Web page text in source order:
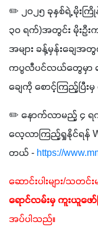
✏️ ၂၀၂၅ ခုနှစ်ရဲ့ မိုးကြို
၃၀ ရက်)အတွင်း မိုးဦးက
အများ ခန့်မှန်းချ
ကပ္ပလီပင်လယ်တွေမှာ လ
ချေကို စောင့်ကြည့်ပြီးမှ
✏️ နောက်လာမည့် ၄ ရ
လေ့လာကြည့်ရှုနိုင်ရန်
တယ် - https://
ဆောင်းပါးများ/သတ
ရောင်လမ်းမှ ကူးယူဖေ
အပ်ပါသည်။